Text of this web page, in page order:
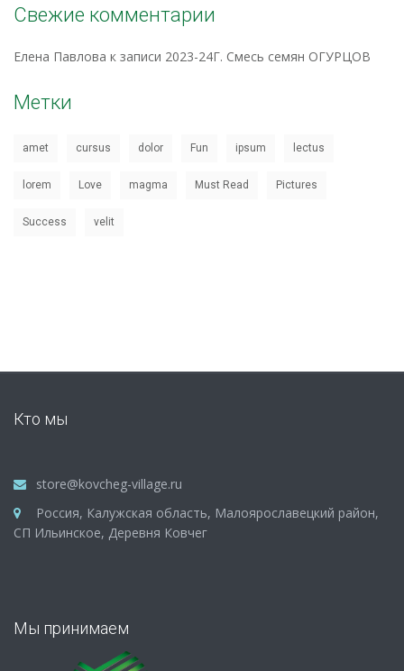
Свежие комментарии
Елена Павлова к записи 2023-24Г. Смесь семян ОГУРЦОВ
Метки
amet cursus dolor Fun ipsum lectus
lorem Love magma Must Read Pictures
Success velit
Кто мы
store@kovcheg-village.ru
Россия, Калужская область, Малоярославецкий район,
СП Ильинское, Деревня Ковчег
Мы принимаем